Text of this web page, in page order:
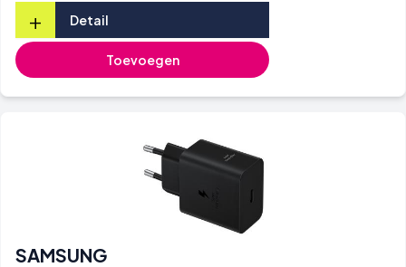
+ Detail
Toevoegen
SAMSUNG